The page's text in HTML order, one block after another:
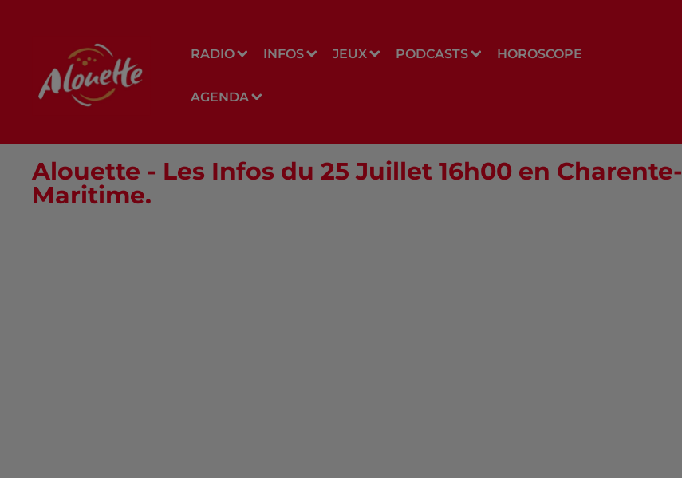
RADIO INFOS JEUX PODCASTS HOROSCOPE
AGENDA
Alouette - Les Infos du 25 Juillet 16h00 en Charente-
Maritime.